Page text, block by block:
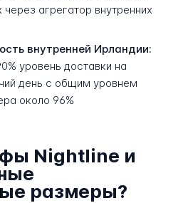
агрегатор внутренних
внутренней Ирландии:
уровень доставки на
день с общим уровнем
около 96%
Nightline и
размеры?